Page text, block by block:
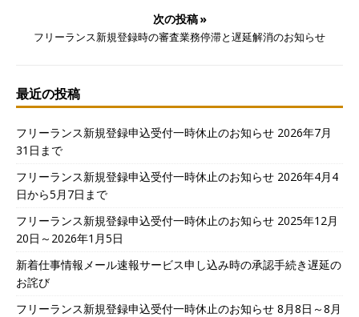
次の投稿 »
フリーランス新規登録時の審査業務停滞と遅延解消のお知らせ
最近の投稿
フリーランス新規登録申込受付一時休止のお知らせ 2026年7月
31日まで
フリーランス新規登録申込受付一時休止のお知らせ 2026年4月4
日から5月7日まで
フリーランス新規登録申込受付一時休止のお知らせ 2025年12月
20日～2026年1月5日
新着仕事情報メール速報サービス申し込み時の承認手続き遅延の
お詫び
フリーランス新規登録申込受付一時休止のお知らせ 8月8日～8月